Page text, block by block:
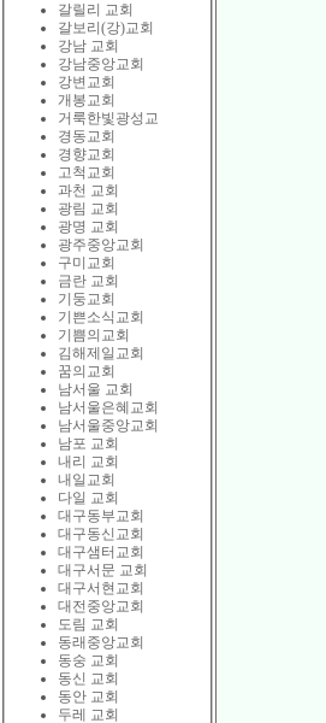
갈릴리 교회
갈보리(강)교회
강남 교회
강남중앙교회
강변교회
개봉교회
거룩한빛광성교
경동교회
경향교회
고척교회
과천 교회
광림 교회
광명 교회
광주중앙교회
구미교회
금란 교회
기둥교회
기쁜소식교회
기쁨의교회
김해제일교회
꿈의교회
남서울 교회
남서울은혜교회
남서울중앙교회
남포 교회
내리 교회
내일교회
다일 교회
대구동부교회
대구동신교회
대구샘터교회
대구서문 교회
대구서현교회
대전중앙교회
도림 교회
동래중앙교회
동숭 교회
동신 교회
동안 교회
두레 교회